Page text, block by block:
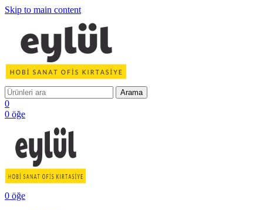
Skip to main content
Arama
0
0 öğe
0 öğe